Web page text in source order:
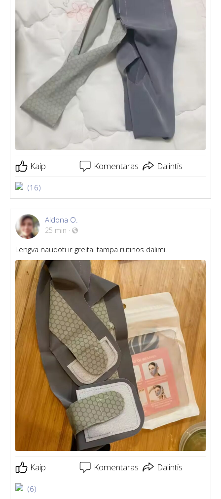
Kaip Komentaras Dalintis
(16)
Aldona O.
25 min ·
Lengva naudoti ir greitai tampa rutinos dalimi.
Kaip Komentaras Dalintis
(6)